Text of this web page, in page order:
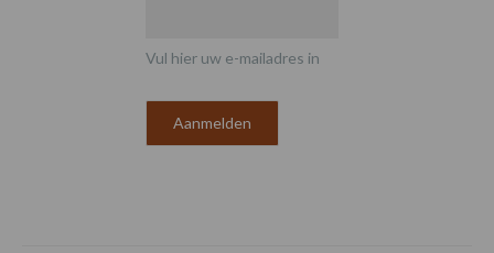
Vul hier uw e-mailadres in